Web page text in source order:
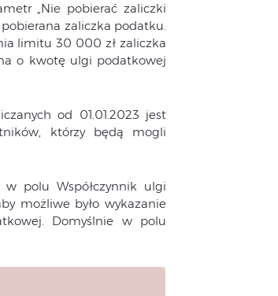
„Nie pobierać zaliczki
zaliczka podatku.
limitu 30 000 zł zaliczka
o kwotę ulgi podatkowej
od 01.01.2023 jest
którzy będą mogli
polu Współczynnik ulgi
możliwe było wykazanie
Domyślnie w polu